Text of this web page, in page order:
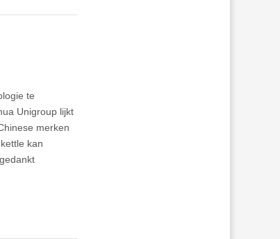
te
Unigroup lijkt
merken
kan